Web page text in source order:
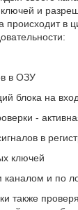
и
происходит в
в ОЗУ
блока на
-
в
ключей
и по
также